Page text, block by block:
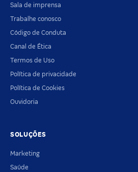
Sala de imprensa
Trabalhe conosco
Código de Conduta
Canal de Ética
Termos de Uso
Política de privacidade
Política de Cookies
Ouvidoria
SOLUÇÕES
Marketing
Saúde